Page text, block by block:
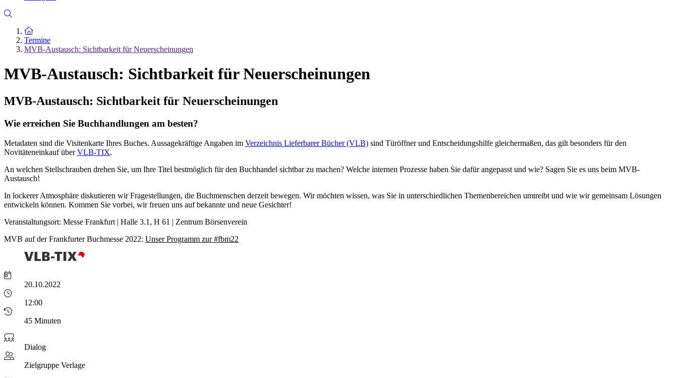
Zur Startseite
Termine
MVB-Austausch: Sichtbarkeit für Neuerscheinungen
MVB-Austausch: Sichtbarkeit für Neuerscheinungen
MVB-Austausch: Sichtbarkeit für Neuerscheinungen
Wie erreichen Sie Buchhandlungen am besten?
Metadaten sind die Visitenkarte Ihres Buches. Aussagekräftige Angaben im Verzeichnis Lieferbarer Bücher (VLB) sind Türöffner und Entscheidungshilfe gleichermaßen, das gilt besonders für den
Novitäteneinkauf überVLB-TIX.
An welchen Stellschrauben drehen Sie, um Ihre Titel bestmöglich für den Buchhandel sichtbar zu machen? Welche internen Prozesse haben Sie dafür angepasst und wie? Sagen Sie es uns beim MVB-
Austausch!
In lockerer Atmosphäre diskutieren wir Fragestellungen, die Buchmenschen derzeit bewegen. Wir möchten wissen, was Sie in unterschiedlichen Themenbereichen umtreibt und wie wir gemeinsam Lösungen
entwickeln können. Kommen Sie vorbei, wir freuen uns auf bekannte und neue Gesichter!
Veranstaltungsort: Messe Frankfurt | Halle 3.1, H 61 | Zentrum Börsenverein
MVB auf der Frankfurter Buchmesse 2022: Unser Programm zur #fbm22
20.10.2022
12:00
45 Minuten
Dialog
Zielgruppe Verlage